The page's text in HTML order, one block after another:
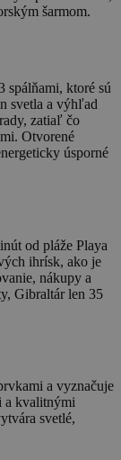
šarmom.
spálňami, ktoré sú
svetla a výhľad
zatiaľ čo
Otvorené
úsporné
od pláže Playa
ihrísk, ako je
nákupy a
Gibraltár len 35
a vyznačuje
a kvalitnými
svetlé,